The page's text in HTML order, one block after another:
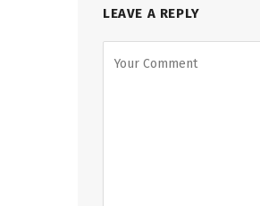
LEAVE A REPLY